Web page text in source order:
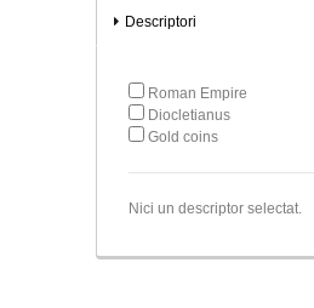
Descriptori
Roman Empire
Diocletianus
Gold coins
Nici un descriptor selectat.